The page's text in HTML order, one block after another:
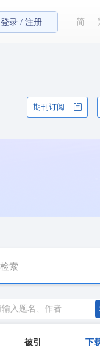
登录 / 注册 简
期刊订阅
被引 下